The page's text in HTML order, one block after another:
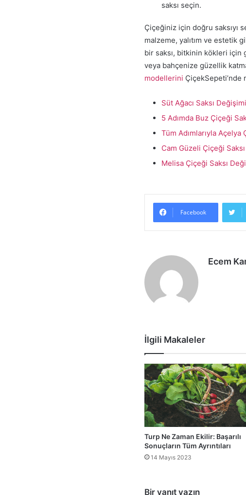
saksı seçin.
Çiçeğiniz için doğru saksıyı
malzeme, yalıtım ve estetik
bir saksı, bitkinin kökleri için
veya bahçenize güzellik
modellerini ÇiçekSepeti’nde
Süt Ağacı Saksı
5 Adımda Buz Çiçeği
Tüm Adımlarıyla Açelya
Cam Güzeli Çiçeği
Melisa Çiçeği Saksı
Facebook
Ecem
İlgili Makaleler
Turp Ne Zaman Ekilir: Başarılı
Sonuçların Tüm Ayrıntıları
14 Mayıs 2023
Bir yanıt yazın